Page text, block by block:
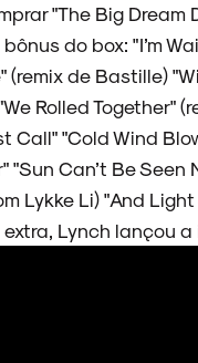
"The Big Dream
do box: "I’m
(remix de Bastille)
Rolled Together"
Call" "Cold Wind
"Sun Can’t Be Seen
Lykke Li) "And
Lynch lançou